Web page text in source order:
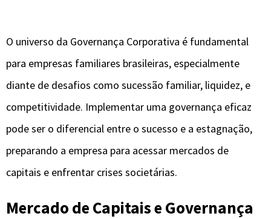
O universo da Governança Corporativa é fundamental
para empresas familiares brasileiras, especialmente
diante de desafios como sucessão familiar, liquidez, e
competitividade. Implementar uma governança eficaz
pode ser o diferencial entre o sucesso e a estagnação,
preparando a empresa para acessar mercados de
capitais e enfrentar crises societárias.
Mercado de Capitais e Governança